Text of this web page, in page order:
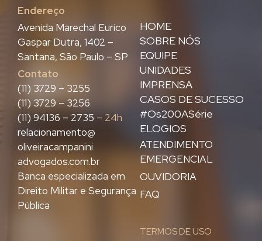
Endereço
HOME
SOBRE NÓS
EQUIPE
UNIDADES
IMPRENSA
CASOS DE SUCESSO
#Os200ASérie
ELOGIOS
ATENDIMENTO
EMERGENCIAL
OUVIDORIA
FAQ
TERMOS DE USO
Avenida Marechal Eurico
Gaspar Dutra, 1402 –
Santana, São Paulo – SP
Contato
(11) 3729 – 3255
(11) 3729 – 3256
(11) 94136 – 2735 – 24h
relacionamento@
oliveiracampanini
advogados.com.br
Banca especializada em
Direito Militar e Segurança
Pública